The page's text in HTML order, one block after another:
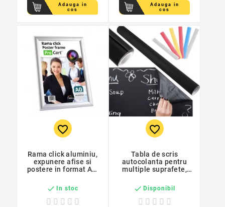
Adauga in
cos
Adauga in
cos
favorite_border
Rama click aluminiu,
expunere afise si
postere in format A0,
orizontala sau
verticala pe perete
 In stoc
favorite_border
Tabla de scris
autocolanta pentru
multiple suprafete,
inclusa, 45x200 cm
 Disponibil